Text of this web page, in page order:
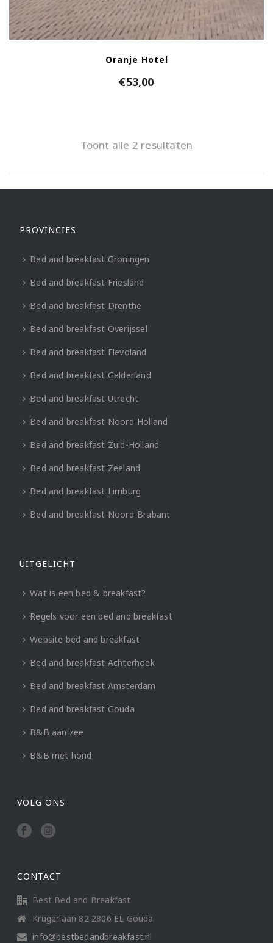
Oranje Hotel
€53,00
Toont alle 2 resultaten
PROVINCIES
Bed and breakfast Groningen
Bed and breakfast Friesland
Bed and breakfast Drenthe
Bed and breakfast Overijssel
Bed and breakfast Flevoland
Bed and breakfast Gelderland
Bed and breakfast Utrecht
Bed and breakfast Noord-Holland
Bed and breakfast Zuid-Holland
Bed and breakfast Zeeland
Bed and breakfast Limburg
Bed and breakfast Noord-Brabant
UITGELICHT
Wat is een bed & breakfast?
Regels voor een bed and breakfast
Website bed and breakfast
Bed and breakfast Achterhoek
Bed and breakfast Amsterdam
Bed and breakfast Gouda
B&B aan zee
B&B met hond
VOLG ONS
CONTACT
Best Bed and Breakfast
Krugerlaan 82 2806 EL Gouda
info@bestbedandbreakfast.nl